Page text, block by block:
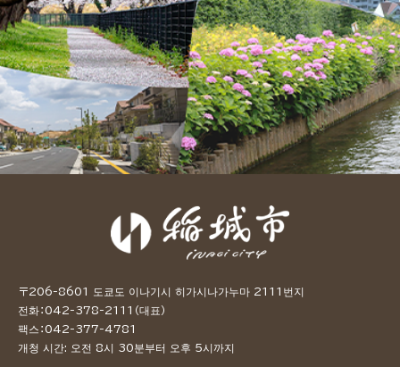
〒206-8601 도쿄도 이나기시 히가시나가누마 2111번지
전화：042-378-2111（대표）
팩스：042-377-4781
개청 시간: 오전 8시 30분부터 오후 5시까지